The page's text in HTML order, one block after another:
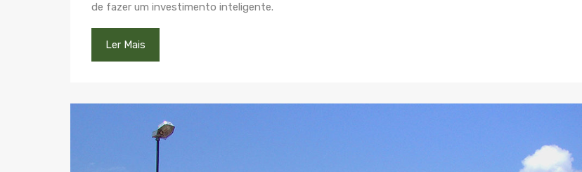
de fazer um investimento inteligente.
Ler Mais